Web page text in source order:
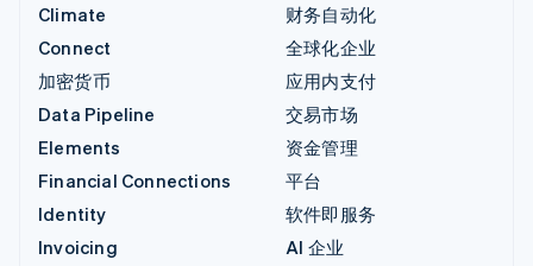
Climate
Connect
加密货币
Data Pipeline
Elements
Financial Connections
Identity
Invoicing
财务自动化
全球化企业
应用内支付
交易市场
资金管理
平台
软件即服务
AI 企业